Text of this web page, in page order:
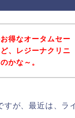
得なオータムセー
、レジーナクリニ
かな～。
が、最近は、ラ